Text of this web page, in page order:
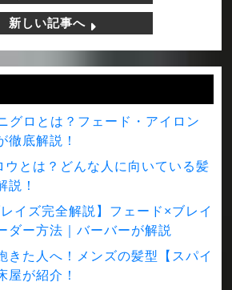
新しい記事へ
グロとは？フェード・アイロン
徹底解説！
とは？どんな人に向いている髪
説！
イズ完全解説】フェード×ブレイ
ダー方法｜バーバーが解説
きた人へ！メンズの髪型【スパイ
屋が紹介！